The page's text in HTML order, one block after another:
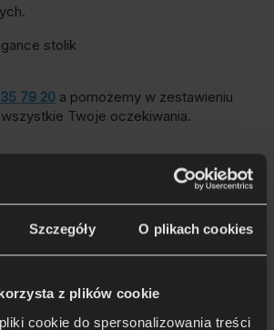
Szczegóły O plikach cookies
z plików cookie
cookie do spersonalizowania treści
79 20 a pomożemy w zestawieniu
wszystkie Twoje oczekiwania.
są na specjalne zamówienie klienta,
niego rozmiarze i rodzaju oraz
obiciowej. Uznawane są przez to
któremu nie przysługuje 14-